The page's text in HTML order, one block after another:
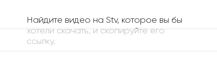
Найдите видео на Stv, которое вы бы
хотели скачать, и скопируйте его
ссылку.